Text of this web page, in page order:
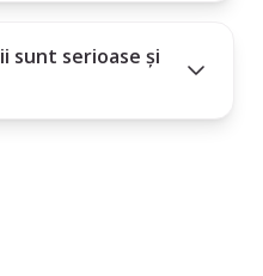
sunt serioase și